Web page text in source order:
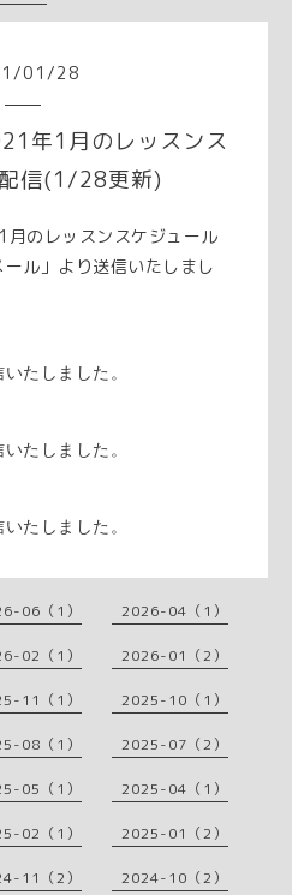
/01 /28
年1月のレッスンス
信(1/28更新)
のレッスンスケジュール
ル」より送信いたしまし
たしました。
たしました。
たしました。
06（1） 2026-04（1）
02（1） 2026-01（2）
11（1） 2025-10（1）
08（1） 2025-07（2）
05（1） 2025-04（1）
02（1） 2025-01（2）
11（2） 2024-10（2）